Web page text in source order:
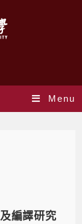
Menu
編譯研究